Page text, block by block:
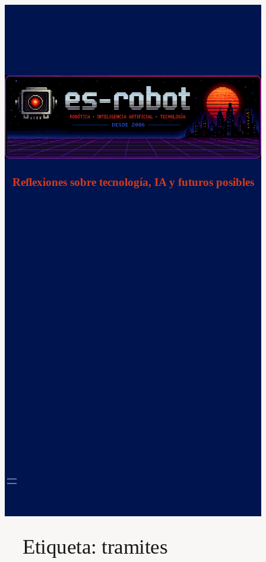
Reflexiones sobre tecnología, IA y futuros posibles
Etiqueta: tramites